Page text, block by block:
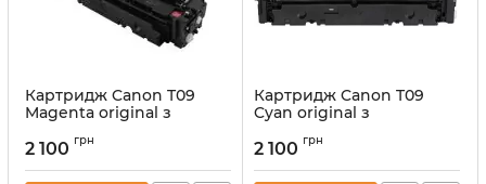
Картридж Canon T09
Magenta original з
Артикул:
2 100 грн
Картридж Canon T09
Cyan original з
Артикул:
2 100 грн